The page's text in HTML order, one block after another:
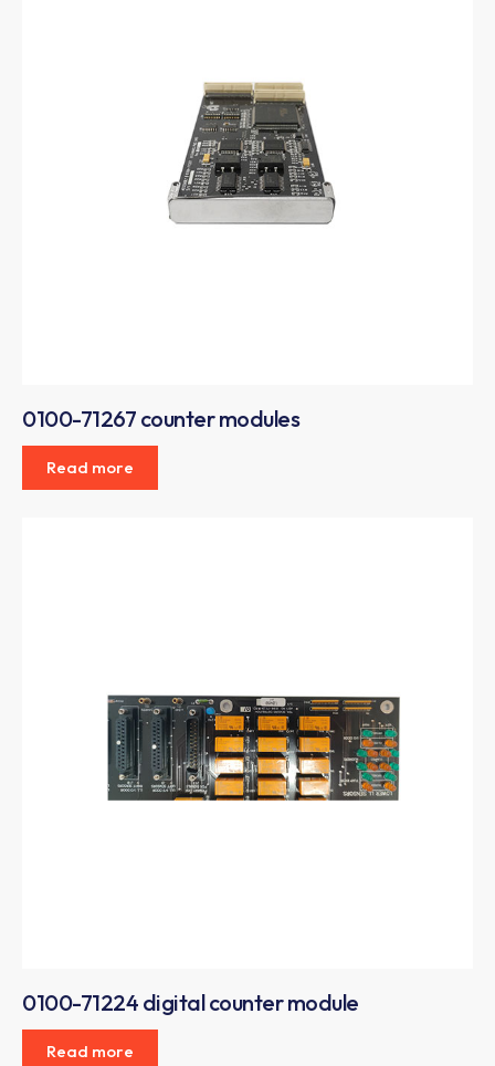
0100-71267 counter modules
Read more
0100-71224 digital counter module
Read more